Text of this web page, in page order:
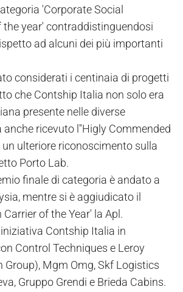
'Corporate Social
the year' contraddistinguendosi
ad alcuni dei più importanti
considerati i centinaia di progetti
che Contship Italia non solo era
presente nelle diverse
anche ricevuto l''Higly Commended
ulteriore riconoscimento sulla
Porto Lab.
finale di categoria è andato a
mentre si è aggiudicato il
of the Year' la Apl.
Contship Italia in
Control Techniques e Leroy
Group), Mgm Omg, Skf Logistics
Gruppo Grendi e Brieda Cabins.